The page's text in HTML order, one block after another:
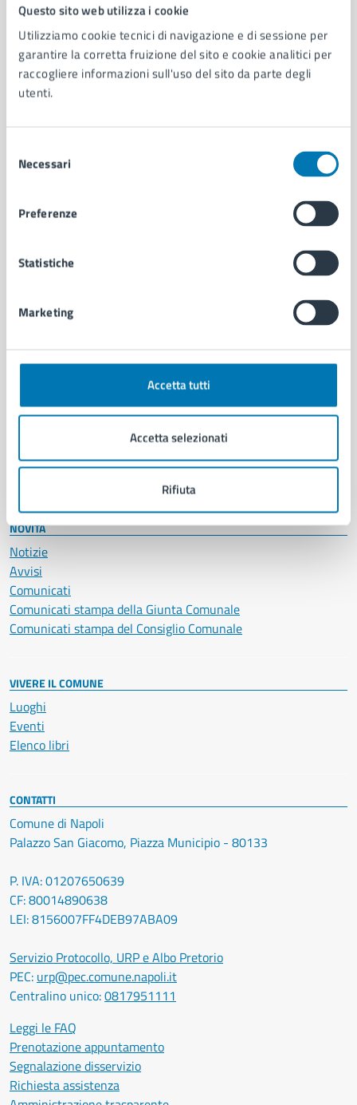
Questo sito web utilizza i cookie
Utilizziamo cookie tecnici di navigazione e di sessione per
garantire la corretta fruizione del sito e cookie analitici per
raccogliere informazioni sull'uso del sito da parte degli
utenti.
delNecessari
Preferenze
Statistiche
Marketing
Accetta tutti
Accetta selezionati
Rifiuta
AMMINISTRAZIONE
Aree amministrative
Organi di governo
Municipalità
Personale amministrativo
Intranet, posta aziendale e protocollo
CATEGORIE DI SERVIZIO
Autorizzazioni
Documenti e certificati
Imprese e commercio
Salute, benessere e assistenza
Servizi Cimiteriali
Vita lavorativa
NOVITÀ
Notizie
Avvisi
Comunicati
Comunicati stampa della Giunta Comunale
Comunicati stampa del Consiglio Comunale
VIVERE IL COMUNE
Luoghi
Eventi
Elenco libri
CONTATTI
Comune di Napoli
Palazzo San Giacomo, Piazza Municipio - 80133
P. IVA: 01207650639
CF: 80014890638
LEI: 8156007FF4DEB97ABA09
Servizio Protocollo, URP e Albo Pretorio
PEC: urp@pec.comune.napoli.it
Centralino unico:0817951111
Leggi le FAQ
Prenotazione appuntamento
Segnalazione disservizio
Richiesta assistenza